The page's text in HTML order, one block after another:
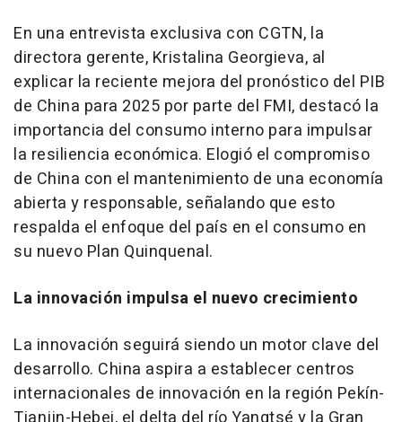
En una entrevista exclusiva con CGTN, la
directora gerente, Kristalina Georgieva, al
explicar la reciente mejora del pronóstico del PIB
de China para 2025 por parte del FMI, destacó la
importancia del consumo interno para impulsar
la resiliencia económica. Elogió el compromiso
de China con el mantenimiento de una economía
abierta y responsable, señalando que esto
respalda el enfoque del país en el consumo en
su nuevo Plan Quinquenal.
La innovación impulsa el nuevo crecimiento
La innovación seguirá siendo un motor clave del
desarrollo. China aspira a establecer centros
internacionales de innovación en la región Pekín-